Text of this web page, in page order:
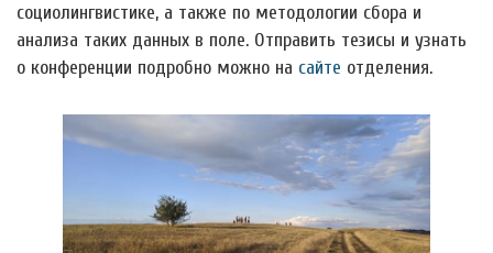
социолингвистике, а также по методологии сбора и
анализа таких данных в поле. Отправить тезисы и узнать
о конференции подробно можно на сайте отделения.